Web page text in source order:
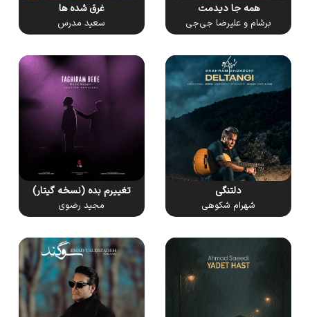
همه جا دیدمت
برشام و علیرضا جی‌جی
غرق شده ها
سعید مدرس
دلتنگی
شهرام شکوهی
تغییرم بده (نسخه گیتار)
مجید رضوی